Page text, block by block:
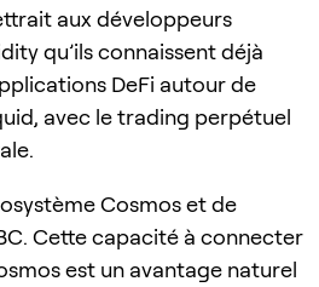
aux développeurs
qu’ils connaissent déjà
DeFi autour de
avec le trading perpétuel
Cosmos et de
Cette capacité à connecter
est un avantage naturel